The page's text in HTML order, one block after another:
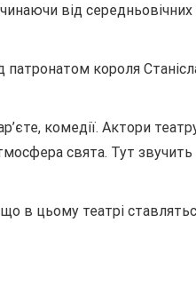
від середньовічних
короля
комедії. Актори
свята. Тут звучить
в цьому театрі